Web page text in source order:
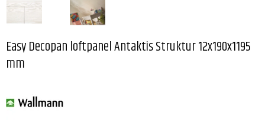
Easy Decopan loftpanel Antaktis Struktur 12x190x1195
mm